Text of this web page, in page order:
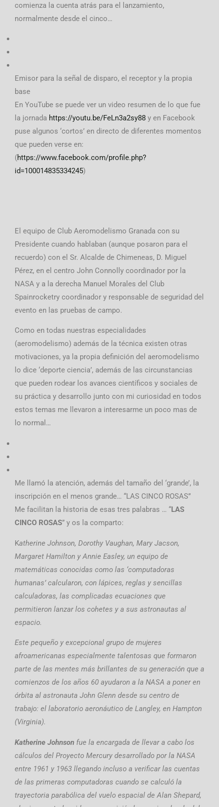
comienza la cuenta atrás para el lanzamiento,
normalmente desde el cinco…
Emisor para la señal de disparo, el receptor y la propia
base
En YouTube se puede ver un video resumen de lo que fue
la jornada https://youtu.be/FeLn3a2sy88 y en Facebook
puse algunos ‘cortos’ en directo de diferentes momentos
que pueden verse en:
(https://www.facebook.com/profile.php?
id=100014835334245)
El equipo de Club Aeromodelismo Granada con su
Presidente cuando hablaban (aunque posaron para el
recuerdo) con el Sr. Alcalde de Chimeneas, D. Miguel
Pérez, en el centro John Connolly coordinador por la
NASA y a la derecha Manuel Morales del Club
Spainrocketry coordinador y responsable de seguridad del
evento en las pruebas de campo.
Como en todas nuestras especialidades
(aeromodelismo) además de la técnica existen otras
motivaciones, ya la propia definición del aeromodelismo
lo dice ‘deporte ciencia’, además de las circunstancias
que pueden rodear los avances científicos y sociales de
su práctica y desarrollo junto con mi curiosidad en todos
estos temas me llevaron a interesarme un poco mas de
lo normal…
Me llamó la atención, además del tamaño del ‘grande’, la
inscripción en el menos grande… “LAS CINCO ROSAS”
Me facilitan la historia de esas tres palabras … “LAS
CINCO ROSAS” y os la comparto:
Katherine Johnson, Dorothy Vaughan, Mary Jacson,
Margaret Hamilton y Annie Easley, un equipo de
matemáticas conocidas como las ‘computadoras
humanas’ calcularon, con lápices, reglas y sencillas
calculadoras, las complicadas ecuaciones que
permitieron lanzar los cohetes y a sus astronautas al
espacio.
Este pequeño y excepcional grupo de mujeres
afroamericanas especialmente talentosas que formaron
parte de las mentes más brillantes de su generación que a
comienzos de los años 60 ayudaron a la NASA a poner en
órbita al astronauta John Glenn desde su centro de
trabajo: el laboratorio aeronáutico de Langley, en Hampton
(Virginia).
Katherine Johnson fue la encargada de llevar a cabo los
cálculos del Proyecto Mercury desarrollado por la NASA
entre 1961 y 1963 llegando incluso a verificar las cuentas
de las primeras computadoras cuando se calculó la
trayectoria parabólica del vuelo espacial de Alan Shepard,